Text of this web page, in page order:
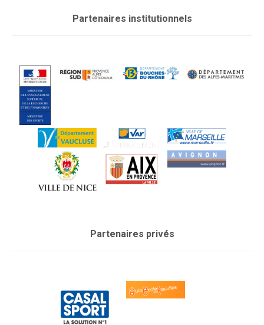
Partenaires institutionnels
Partenaires privés